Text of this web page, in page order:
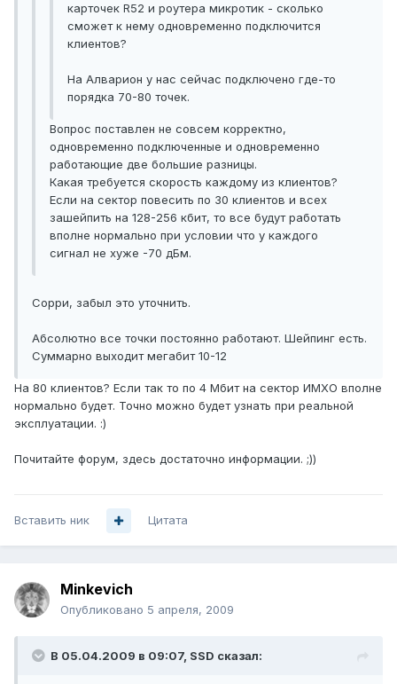
карточек R52 и роутера микротик - сколько
сможет к нему одновременно подключится
клиентов?
На Алварион у нас сейчас подключено где-то
порядка 70-80 точек.
Вопрос поставлен не совсем корректно,
одновременно подключенные и одновременно
работающие две большие разницы.
Какая требуется скорость каждому из клиентов?
Если на сектор повесить по 30 клиентов и всех
зашейпить на 128-256 кбит, то все будут работать
вполне нормально при условии что у каждого
сигнал не хуже -70 дБм.
Сорри, забыл это уточнить.
Абсолютно все точки постоянно работают. Шейпинг есть.
Суммарно выходит мегабит 10-12
На 80 клиентов? Если так то по 4 Мбит на сектор ИМХО вполне
нормально будет. Точно можно будет узнать при реальной
эксплуатации. :)
Почитайте форум, здесь достаточно информации. ;))
Вставить ник Цитата
Minkevich
Опубликовано 5 апреля, 2009
В 05.04.2009 в 09:07, SSD сказал: